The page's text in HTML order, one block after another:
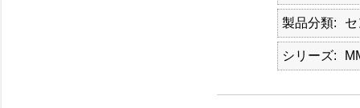
製品分類
シリーズ